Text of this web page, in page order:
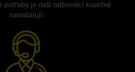
potřeby je naši odborníci kvalitně
nainstalují.